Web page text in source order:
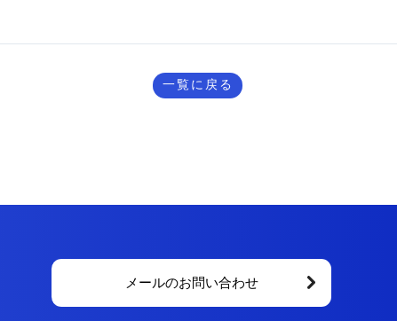
一覧に戻る
メールのお問い合わせ